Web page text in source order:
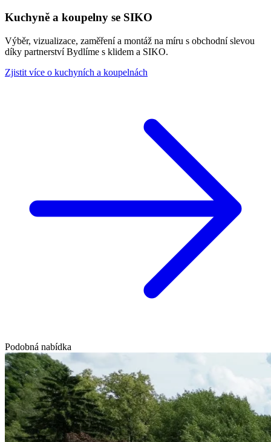
Kuchyně a koupelny se SIKO
Výběr, vizualizace, zaměření a montáž na míru s obchodní slevou
díky partnerství Bydlíme s klidem a SIKO.
Zjistit více o kuchyních a koupelnách
Podobná nabídka